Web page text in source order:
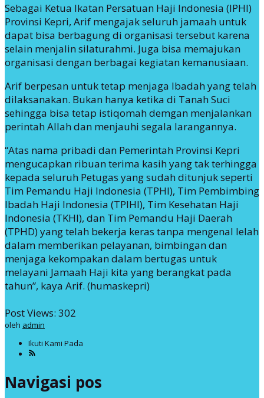
Sebagai Ketua Ikatan Persatuan Haji Indonesia (IPHI)
Provinsi Kepri, Arif mengajak seluruh jamaah untuk
dapat bisa berbagung di organisasi tersebut karena
selain menjalin silaturahmi. Juga bisa memajukan
organisasi dengan berbagai kegiatan kemanusiaan.
Arif berpesan untuk tetap menjaga Ibadah yang telah
dilaksanakan. Bukan hanya ketika di Tanah Suci
sehingga bisa tetap istiqomah demgan menjalankan
perintah Allah dan menjauhi segala larangannya.
“Atas nama pribadi dan Pemerintah Provinsi Kepri
mengucapkan ribuan terima kasih yang tak terhingga
kepada seluruh Petugas yang sudah ditunjuk seperti
Tim Pemandu Haji Indonesia (TPHI), Tim Pembimbing
Ibadah Haji Indonesia (TPIHI), Tim Kesehatan Haji
Indonesia (TKHI), dan Tim Pemandu Haji Daerah
(TPHD) yang telah bekerja keras tanpa mengenal lelah
dalam memberikan pelayanan, bimbingan dan
menjaga kekompakan dalam bertugas untuk
melayani Jamaah Haji kita yang berangkat pada
tahun”, kaya Arif. (humaskepri)
Post Views: 302
oleh admin
Ikuti Kami Pada
Navigasi pos